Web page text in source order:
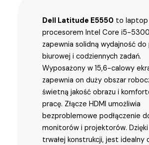
Dell Latitude E5550 to laptop
procesorem Intel Core i5-
zapewnia solidną wydajność do
biurowej i codziennych zadań.
Wyposażony w 15,6-calowy
zapewnia on duży obszar
świetną jakość obrazu i
pracę. Złącze HDMI umożliwia
bezproblemowe podłączenie
monitorów i projektorów. Dzięki
trwałej konstrukcji, jest idealny